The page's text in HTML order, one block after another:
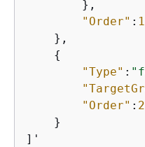
        },
"Order" : 1
    },
{
"Type" :
"Order" : 2
    }
]'